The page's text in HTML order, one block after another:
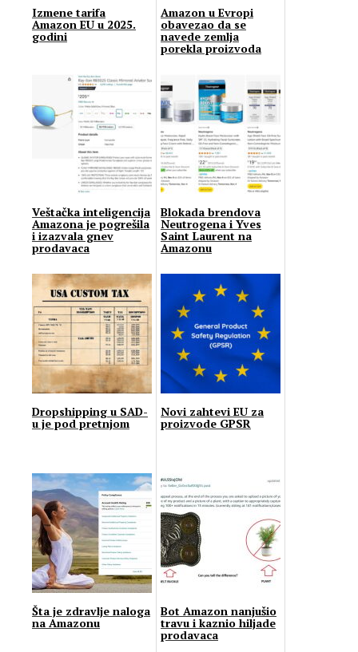
Izmene tarifa
Amazon EU u 2025.
godini
Amazon u Evropi
obavezao da se
navede zemlja
porekla proizvoda
Veštačka inteligencija
Amazona je pogrešila
i izazvala gnev
prodavaca
Blokada brendova
Neutrogena i Yves
Saint Laurent na
Amazonu
Dropshipping u SAD-
u je pod pretnjom
Novi zahtevi EU za
proizvode GPSR
Šta je zdravlje naloga
na Amazonu
Bot Amazon nanjušio
travu i kaznio hiljade
prodavaca